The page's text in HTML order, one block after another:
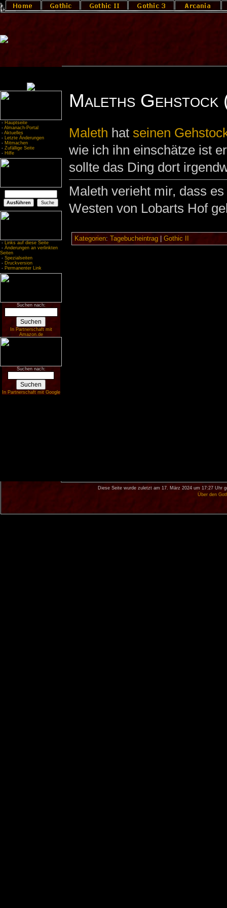
- Hauptseite
- Almanach-Portal
- Aktuelles
- Letzte Änderungen
- Mitmachen
- Zufällige Seite
- Hilfe
- Links auf diese Seite
- Änderungen an verlinkten
Seiten
- Spezialseiten
- Druckversion
- Permanenter Link
Suchen nach:
In Partnerschaft mit
Amazon.de
Suchen nach:
In Partnerschaft mit Google
Maleths Gehstock
Maleth hat seinen
wie ich ihn einschätze ist
sollte das Ding dort
Maleth verieht mir, dass
Westen von Lobarts Hof
Kategorien: Tagebucheintrag| Gothic II
Diese Seite wurde zuletzt am 17. März 2024 um 17:27 Uhr
Über den